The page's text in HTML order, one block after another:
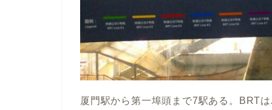
厦門駅から第一埠頭まで7駅ある。BRT